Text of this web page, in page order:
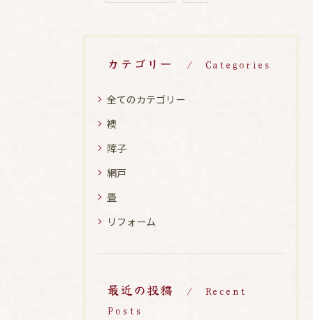
カテゴリー Categories
全てのカテゴリー
襖
障子
網戸
畳
リフォーム
最近の投稿
Recent
Posts